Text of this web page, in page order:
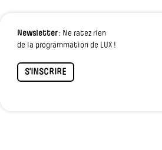
Newsletter: Ne ratez rien
de la programmation de LUX !
S'INSCRIRE